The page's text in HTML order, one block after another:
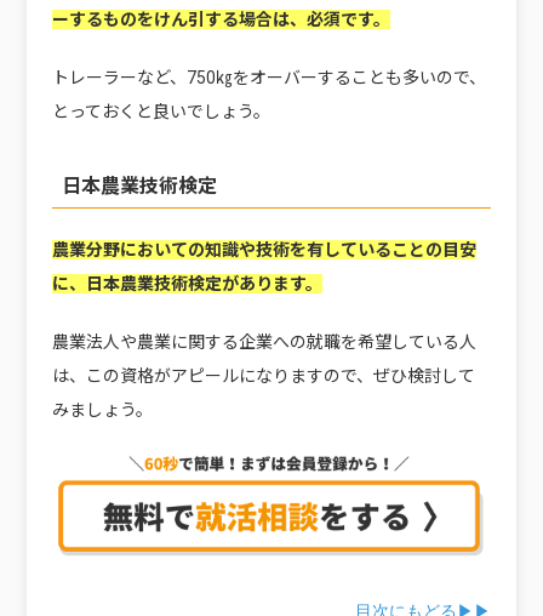
ーするものをけん引する場合は、必須です。
トレーラーなど、750㎏をオーバーすることも多いので、
とっておくと良いでしょう。
日本農業技術検定
農業分野においての知識や技術を有していることの目安
に、日本農業技術検定があります。
農業法人や農業に関する企業への就職を希望している人
は、この資格がアピールになりますので、ぜひ検討して
みましょう。